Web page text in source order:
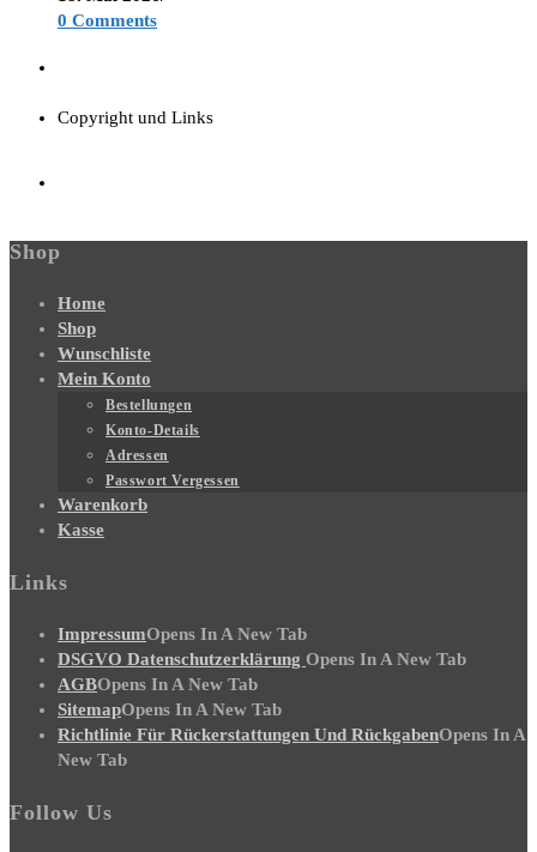
0 Comments
Copyright und Links
Shop
Home
Shop
Wunschliste
Mein Konto
Bestellungen
Konto-Details
Adressen
Passwort Vergessen
Warenkorb
Kasse
Links
ImpressumOpens In A New Tab
DSGVO Datenschutzerklärung Opens In A New Tab
AGBOpens In A New Tab
SitemapOpens In A New Tab
Richtlinie Für Rückerstattungen Und RückgabenOpens In A
New Tab
Follow Us